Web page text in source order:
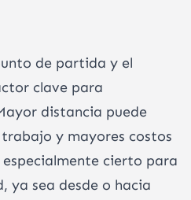
de partida y el
clave para
distancia puede
y mayores costos
cierto para
ya sea desde o hacia